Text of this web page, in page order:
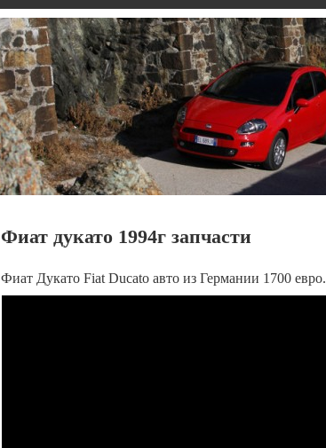
Фиат дукато 1994г запчасти
Фиат Дукато Fiat Ducato авто из Германии 1700 евро.